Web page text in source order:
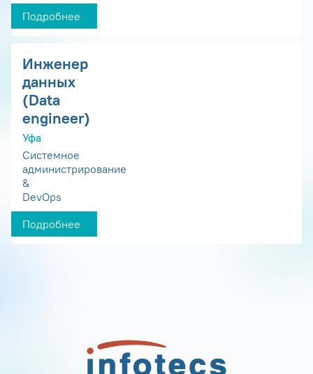
Подробнее
Инженер
данных
(Data
engineer)
Уфа
Системное
администрирование
&
DevOps
Подробнее